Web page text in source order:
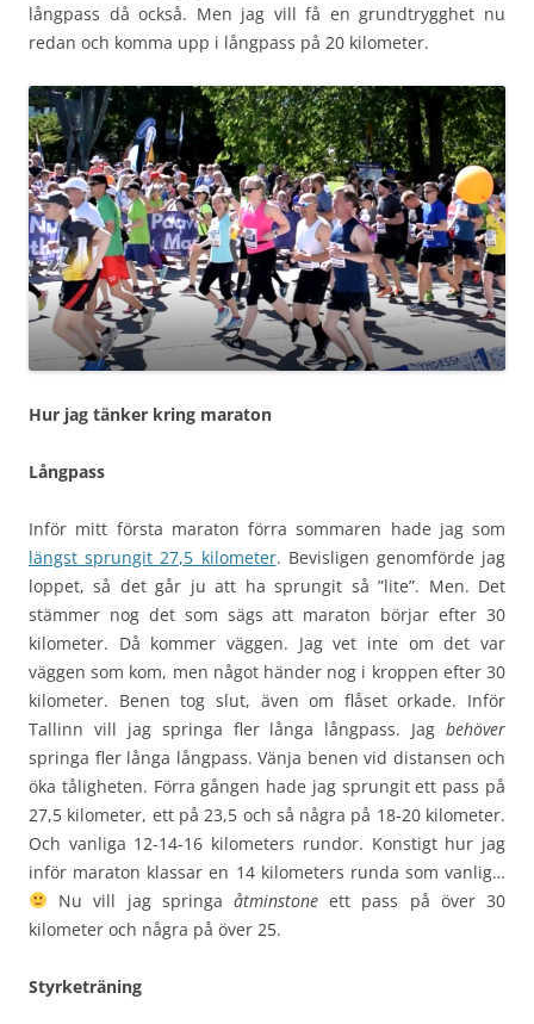
långpass då också. Men jag vill få en grundtrygghet nu
redan och komma upp i långpass på 20 kilometer.
Hur jag tänker kring maraton
Långpass
Inför mitt första maraton förra sommaren hade jag som
längst sprungit 27,5 kilometer. Bevisligen genomförde jag
loppet, så det går ju att ha sprungit så ”lite”. Men. Det
stämmer nog det som sägs att maraton börjar efter 30
kilometer. Då kommer väggen. Jag vet inte om det var
väggen som kom, men något händer nog i kroppen efter 30
kilometer. Benen tog slut, även om flåset orkade. Inför
Tallinn vill jag springa fler långa långpass. Jag behöver
springa fler långa långpass. Vänja benen vid distansen och
öka tåligheten. Förra gången hade jag sprungit ett pass på
27,5 kilometer, ett på 23,5 och så några på 18-20 kilometer.
Och vanliga 12-14-16 kilometers rundor. Konstigt hur jag
inför maraton klassar en 14 kilometers runda som vanlig…
Nu vill jag springa åtminstoneett pass på över 30
kilometer och några på över 25.
Styrketräning